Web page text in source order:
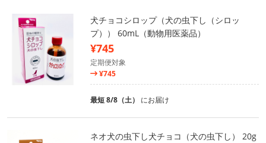
犬チョコシロップ（犬の虫下し（シロッ
プ）） 60mL（動物用医薬品）
¥745
定期便対象
¥745
最短 8/8（土） にお届け
ネオ犬の虫下し犬チョコ（犬の虫下し） 20g